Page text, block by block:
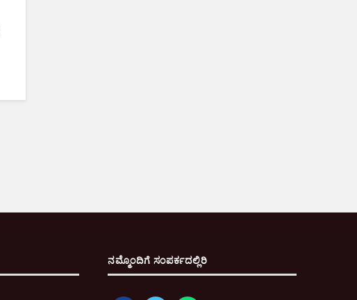
ನಮ್ಮೊಂದಿಗೆ ಸಂಪರ್ಕದಲ್ಲಿರಿ